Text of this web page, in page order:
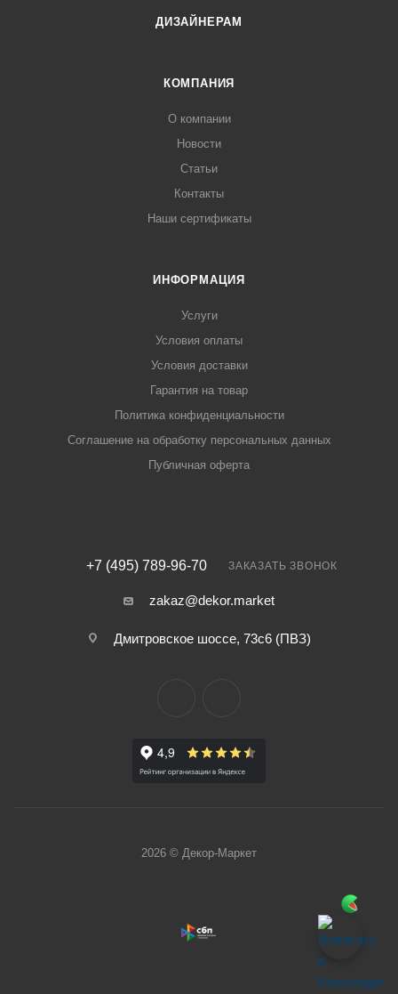
ДИЗАЙНЕРАМ
КОМПАНИЯ
О компании
Новости
Статьи
Контакты
Наши сертификаты
ИНФОРМАЦИЯ
Услуги
Условия оплаты
Условия доставки
Гарантия на товар
Политика конфиденциальности
Соглашение на обработку персональных данных
Публичная оферта
+7 (495) 789-96-70 ЗАКАЗАТЬ ЗВОНОК
zakaz@dekor.market
Дмитровское шоссе, 73с6 (ПВЗ)
2026 © Декор-Маркет